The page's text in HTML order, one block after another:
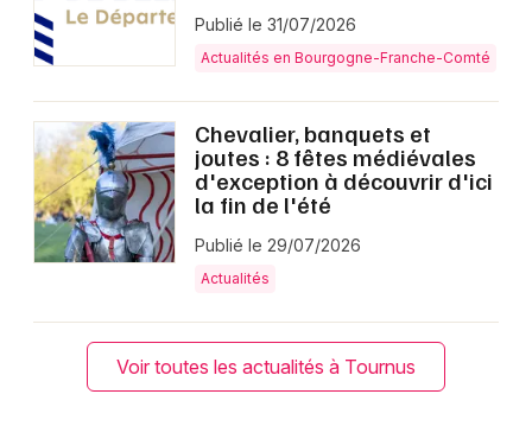
Publié le 31/07/2026
Actualités en Bourgogne-Franche-Comté
Chevalier, banquets et
joutes : 8 fêtes médiévales
d'exception à découvrir d'ici
la fin de l'été
Publié le 29/07/2026
Actualités
Voir toutes les actualités à Tournus